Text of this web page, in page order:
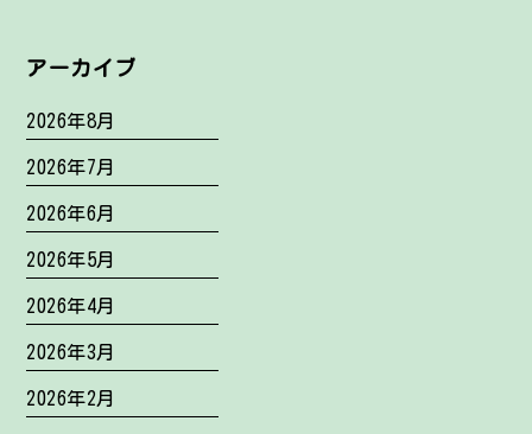
アーカイブ
2026年8月
2026年7月
2026年6月
2026年5月
2026年4月
2026年3月
2026年2月